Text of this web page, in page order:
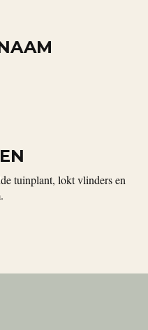
tuinplant, lokt vlinders en